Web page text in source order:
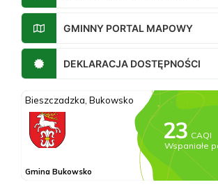
GMINNY PORTAL MAPOWY
DEKLARACJA DOSTĘPNOŚCI